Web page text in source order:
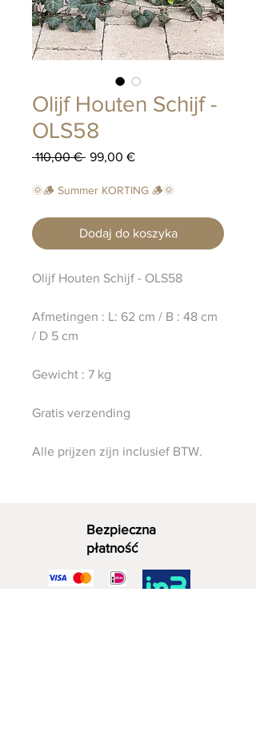
Olijf Houten Schijf -
OLS58
110,00 € Regularna
99,00 €Cena
🌞🪵 Summer KORTING 🪵🌞
Dodaj do koszyka
Olijf Houten Schijf - OLS58
Afmetingen : L: 62 cm / B : 48 cm
/ D 5 cm
Gewicht : 7 kg
Gratis verzending
Alle prijzen zijn inclusief BTW.
Bezpieczna
płatność